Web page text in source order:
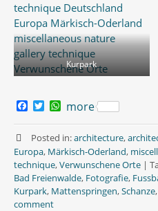
Kurpark
c
e
b
o
o
k
T
i
t
t
e
r
W
a
t
s
A
p
p
more
Posted in:architecture,
Europa, Märkisch-Oderland,
technique,Verwunschene Orte |
Bad Freienwalde, Fotografie,
Kurpark, Mattenspringen,Schanze,
comment